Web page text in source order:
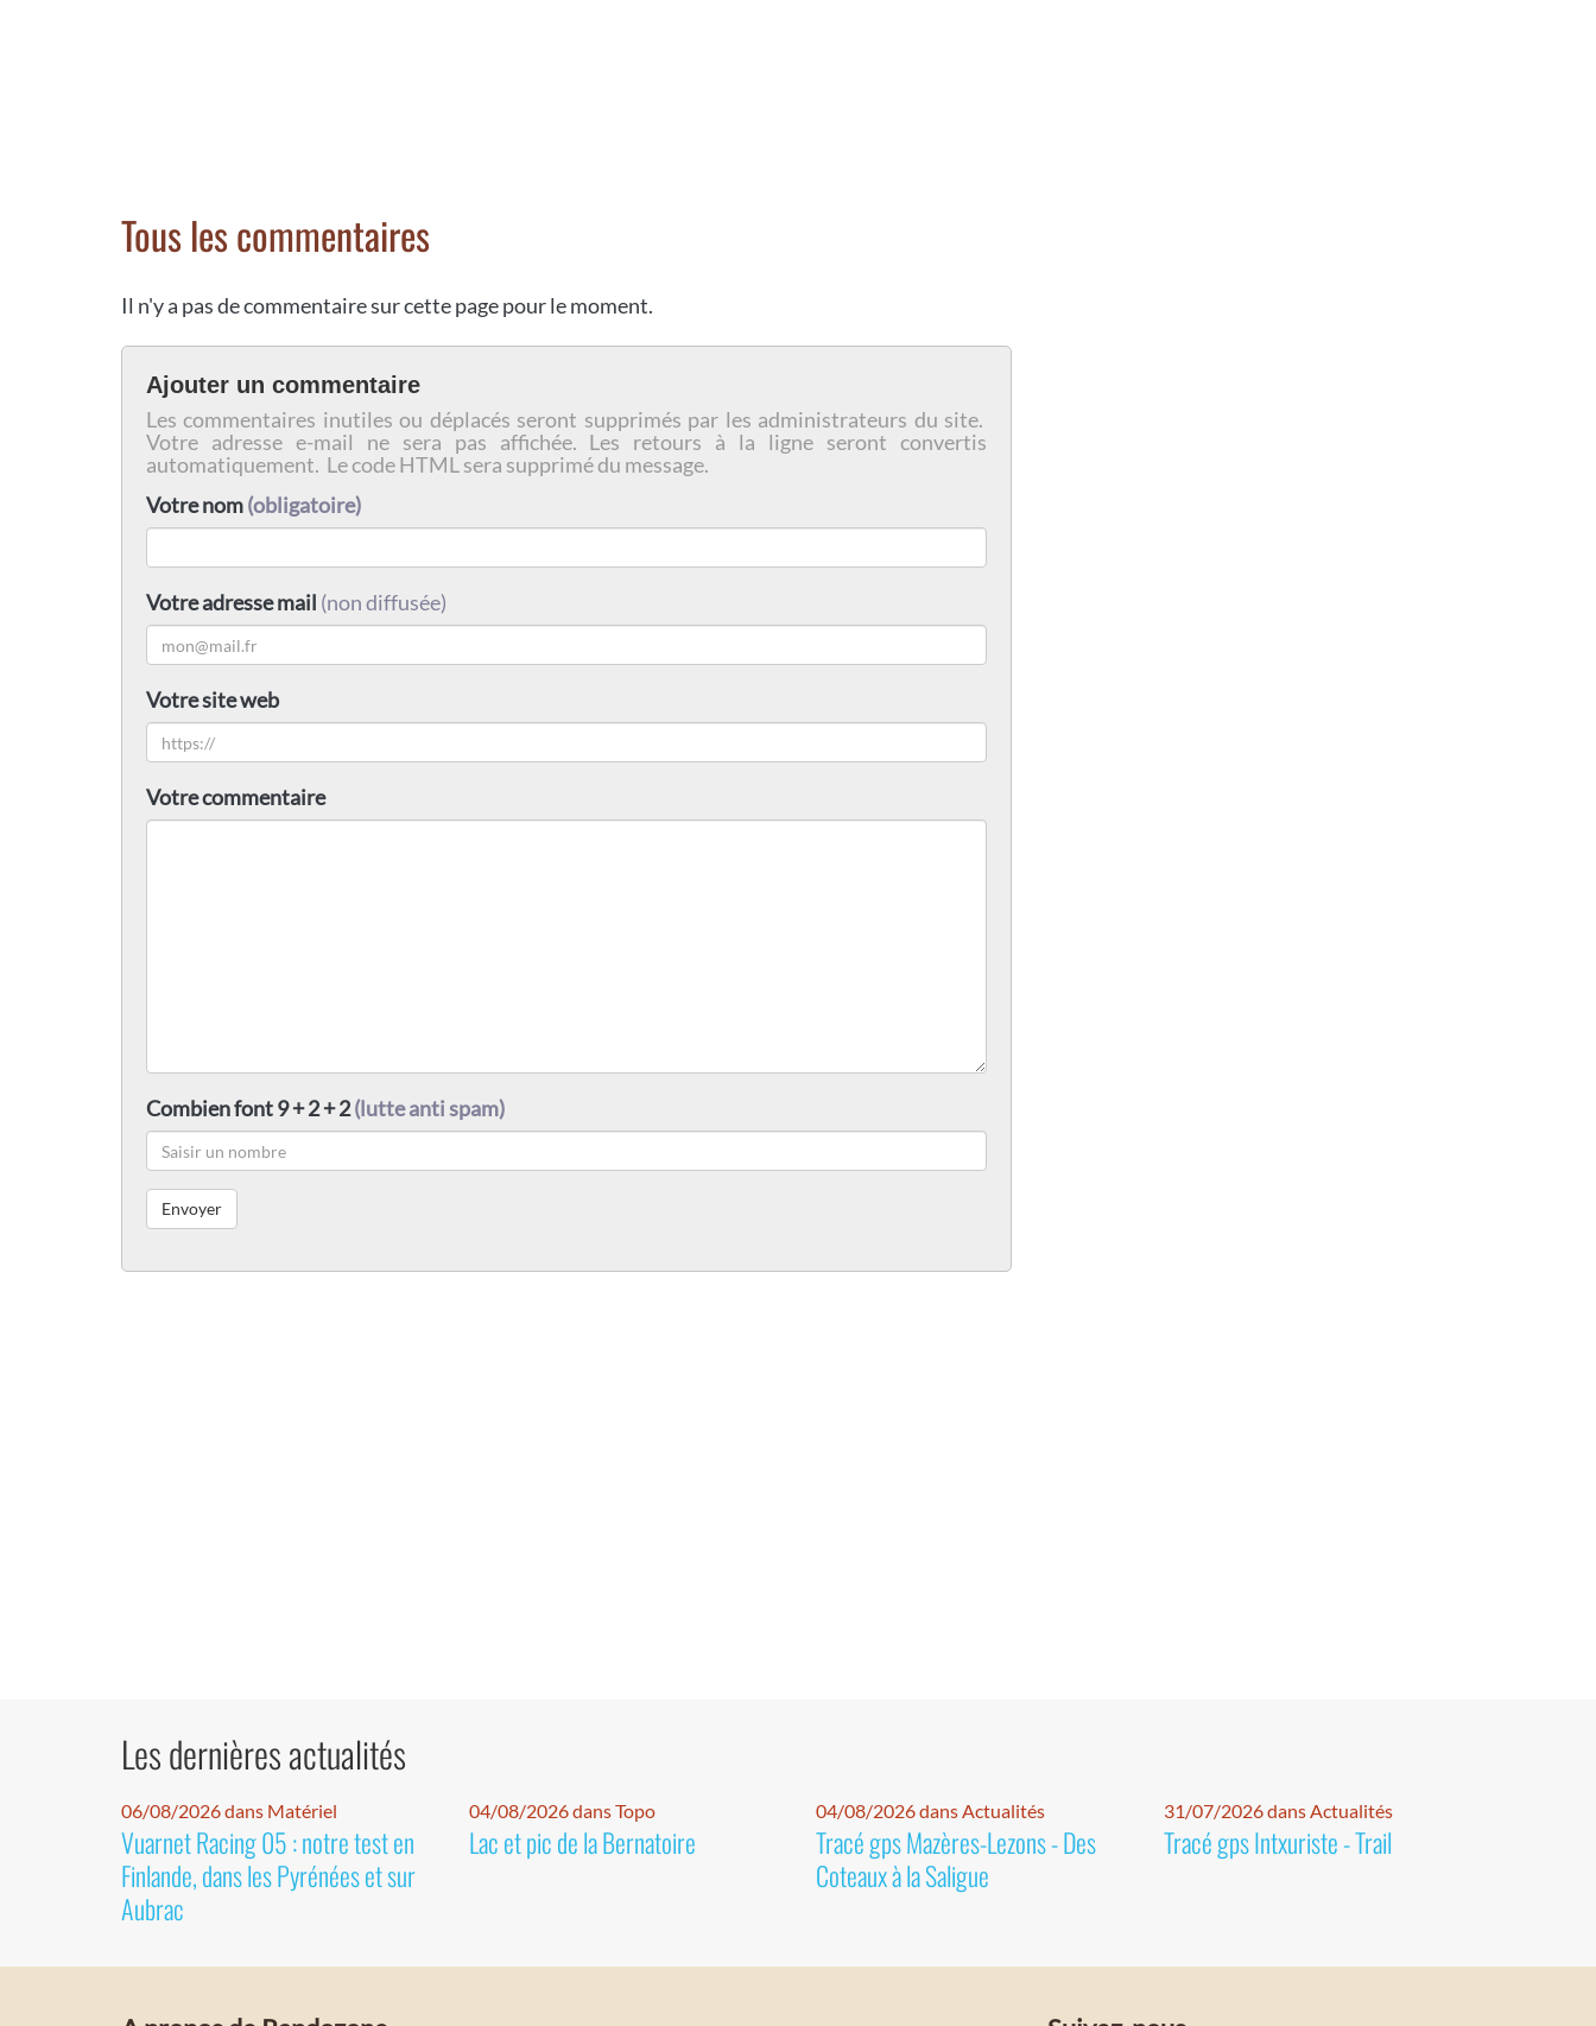
Tous les commentaires
Il n'y a pas de commentaire sur cette page pour le moment.
Ajouter un commentaire
Les commentaires inutiles ou déplacés seront supprimés par les administrateurs du site.
Votre adresse e-mail ne sera pas affichée. Les retours à la ligne seront convertis
automatiquement. Le code HTML sera supprimé du message.
Votre nom(obligatoire)
Votre adresse mail (non diffusée)
Votre site web
Votre commentaire
Combien font 9 + 2 + 2(lutte anti spam)
Les dernières actualités
06/08/2026 dans Matériel
Vuarnet Racing 05 : notre test en
Finlande, dans les Pyrénées et sur
Aubrac
04/08/2026 dans Topo
Lac et pic de la Bernatoire
04/08/2026 dans Actualités
Tracé gps Mazères-Lezons - Des
Coteaux à la Saligue
31/07/2026 dans Actualités
Tracé gps Intxuriste - Trail